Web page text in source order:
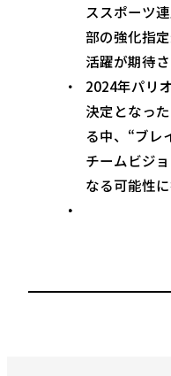
ススポーツ
部の強化指
活躍が期待さ
2024年パリ
決定となっ
る中、“ブレ
チームビジ
なる可能性